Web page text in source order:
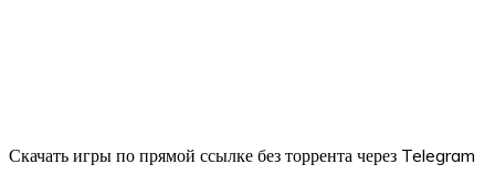
Скачать игры по прямой ссылке без торрента через Telegram